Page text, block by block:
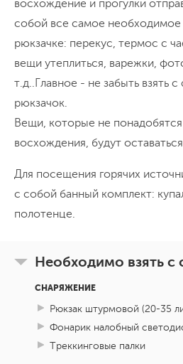
восхождение и прогулки
собой все самое необходимое
рюкзачке: перекус, термос с
вещи утеплиться, варежки,
т.д..Главное - не забыть взять
рюкзачок.
Вещи, которые не
восхождения, будут
Для посещения горячих
с собой банный комплект:
полотенце.
Необходимо взять с
СНАРЯЖЕНИЕ
Рюкзак штурмовой (20-35
Фонарик налобный
Треккинговые палки